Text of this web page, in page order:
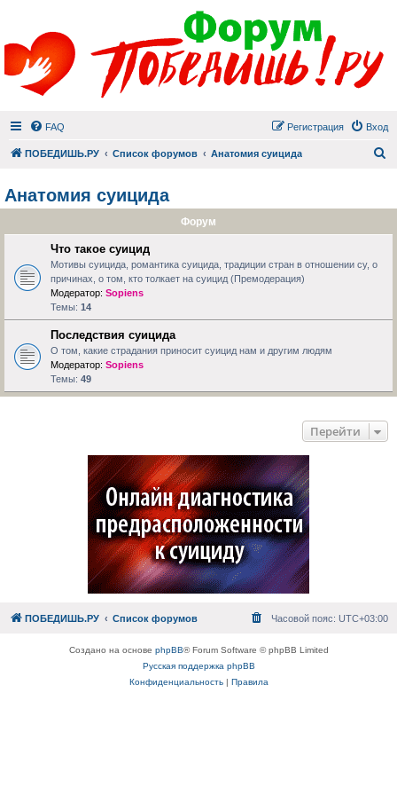
FAQ Вход
Регистрация
ПОБЕДИШЬ.РУ Список форумов Анатомия суицида
Анатомия суицида
Форум
Что такое суицид
Мотивы суицида, романтика суицида, традиции стран в отношении су, о
причинах, о том, кто толкает на суицид (Премодерация)
Модератор: Sopiens
Темы: 14
Последствия суицида
О том, какие страдания приносит суицид нам и другим людям
Модератор: Sopiens
Темы: 49
Перейти
ПОБЕДИШЬ.РУ Список форумов Часовой пояс: UTC+03:00
Создано на основе phpBB® Forum Software © phpBB Limited
Русская поддержка phpBB
Конфиденциальность| Правила